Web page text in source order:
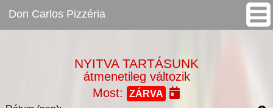
Don Carlos Pizzéria
www.pizzagigant.hu
NYITVA TARTÁSUNK
átmenetileg változik
Most:
ZÁRVA